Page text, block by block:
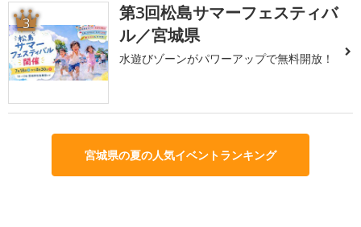
3
第3回松島サマーフェスティバ
ル／宮城県
水遊びゾーンがパワーアップで無料開放！
宮城県の夏の人気イベントランキング